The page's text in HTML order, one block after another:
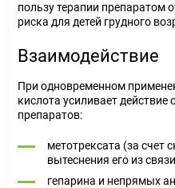
пользу терапии препаратом
риска для детей грудного
Взаимодействие
При одновременном
кислота усиливает
препаратов:
метотрексата (за счет
вытеснения его из
гепарина и непрямых